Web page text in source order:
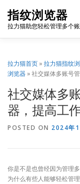
content
指纹浏览器
拉力猫助您轻松管理多个
联系我们 免费
拉力猫首页»拉力猫指纹
浏览器»社交媒体多账号
社交媒体多
器，提高工
POSTED ON 2024年
你是不是也曾经因为管理
为什么有些人能够轻松管